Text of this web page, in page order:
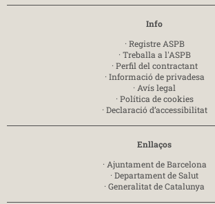
Info
· Registre ASPB
· Treballa a l'ASPB
· Perfil del contractant
· Informació de privadesa
· Avís legal
· Política de cookies
· Declaració d’accessibilitat
Enllaços
· Ajuntament de Barcelona
· Departament de Salut
· Generalitat de Catalunya